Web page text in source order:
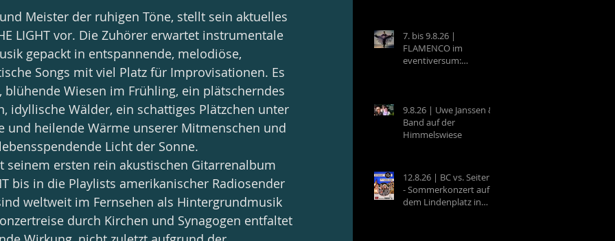
Meister der ruhigen Töne, stellt sein aktuelles
LIGHT vor. Die Zuhörer erwartet instrumentale
gepackt in entspannende, melodiöse,
Songs mit viel Platz für Improvisationen. Es
Wiesen im Frühling, ein plätscherndes
idyllische Wälder, ein schattiges Plätzchen unter
und heilende Wärme unserer Mitmenschen und
Licht der Sonne.
seinem ersten rein akustischen Gitarrenalbum
bis in die Playlists amerikanischer Radiosender
weltweit im Fernsehen als Hintergrundmusik
durch Kirchen und Synagogen entfaltet
(Mexico)
7. bis 9.8.26 |
FLAMENCO im
eventiversum:
Baile
9.8.26 | Uwe Janssen &
Band auf der
Himmelswiese
12.8.26 | BC vs. Seiterle
- Sommerkonzert auf
dem Lindenplatz in